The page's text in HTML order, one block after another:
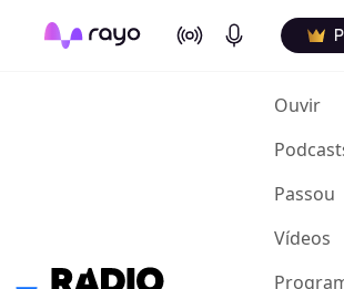
On Air Podcasts
Ouvir
Passou
Vídeos